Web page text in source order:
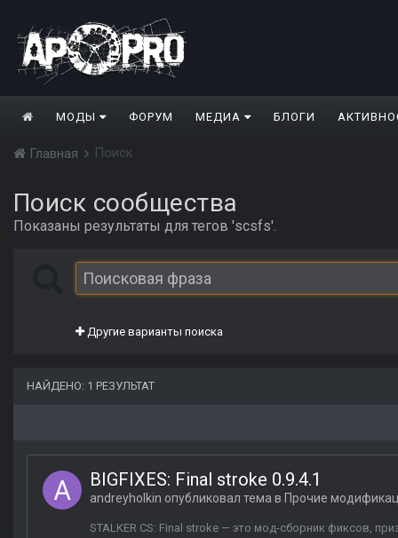
МОДЫ ФОРУМ МЕДИА БЛОГИ
Главная Поиск
Поиск сообщества
Показаны результаты для тегов 'scsfs'.
Другие варианты поиска
НАЙДЕНО: 1 РЕЗУЛЬТАТ
BIGFIXES: Final stroke 0.9.4.1
andreyholkin опубликовал тема в Прочие
STALKER CS: Final stroke — это мод-сборник фиксов,